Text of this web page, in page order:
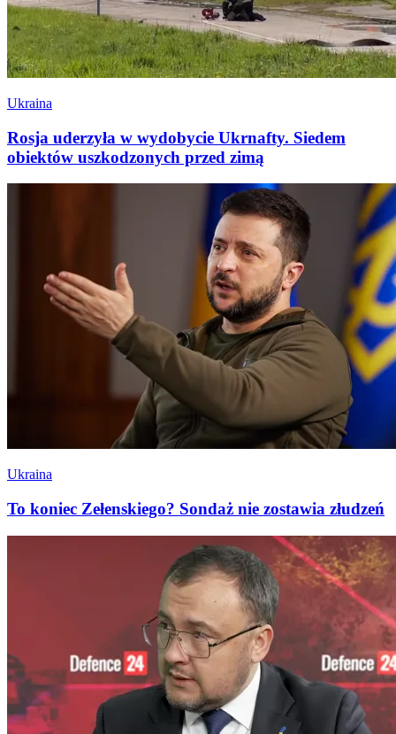
Ukraina
Rosja uderzyła w wydobycie Ukrnafty. Siedem
obiektów uszkodzonych przed zimą
Ukraina
To koniec Zełenskiego? Sondaż nie zostawia złudzeń